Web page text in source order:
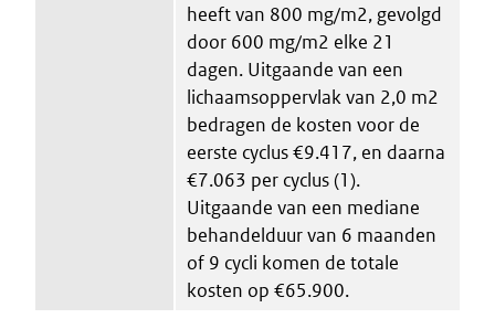
heeft van 800 mg/m2, gevolgd
door 600 mg/m2 elke 21
dagen. Uitgaande van een
lichaamsoppervlak van 2,0 m2
bedragen de kosten voor de
eerste cyclus €9.417, en daarna
€7.063 per cyclus (1).
Uitgaande van een mediane
behandelduur van 6 maanden
of 9 cycli komen de totale
kosten op €65.900.